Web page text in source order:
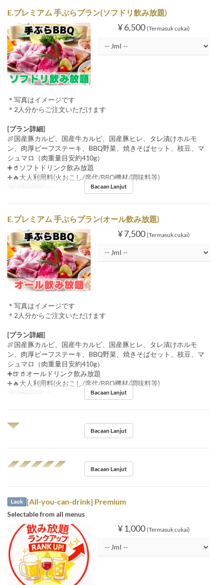
E.プレミアム 手ぶらプラン(ソフドリ飲み放題)
¥ 6,500 (Termasuk cukai)
＊写真はイメージです
＊2人分からご注文いただけます
[プラン詳細]
🍖国産豚カルビ、国産牛カルビ、国産豚ヒレ、タレ漬けホルモ
ン、肉厚ビーフステーキ、BBQ野菜、焼きそばセット、枝豆、マ
シュマロ（肉重量目安約410g）
➕🥤ソフトドリンク飲み放題
➕🔥大人利用料(火おこし/席代/BBQ機材/調味料等)
Had Pesanan 2 ~ Bacaan Lanjut
E.プレミアム 手ぶらプラン(オール飲み放題)
¥ 7,500 (Termasuk cukai)
＊写真はイメージです
＊2人分からご注文いただけます
[プラン詳細]
🍖国産豚カルビ、国産牛カルビ、国産豚ヒレ、タレ漬けホルモ
ン、肉厚ビーフステーキ、BBQ野菜、焼きそばセット、枝豆、マ
シュマロ（肉重量目安約410g）
➕🍺🥤オールドリンク飲み放題
➕🔥大人利用料(火おこし/席代/BBQ機材/調味料等)
Had Pesanan 2 ~ Bacaan Lanjut
◥◤
Bacaan Lanjut
◢◤◢◤◢◤◢◤◢◤
Bacaan Lanjut
Lauk [All-you-can-drink] Premium
Selectable from all menus
¥ 1,000 (Termasuk cukai)